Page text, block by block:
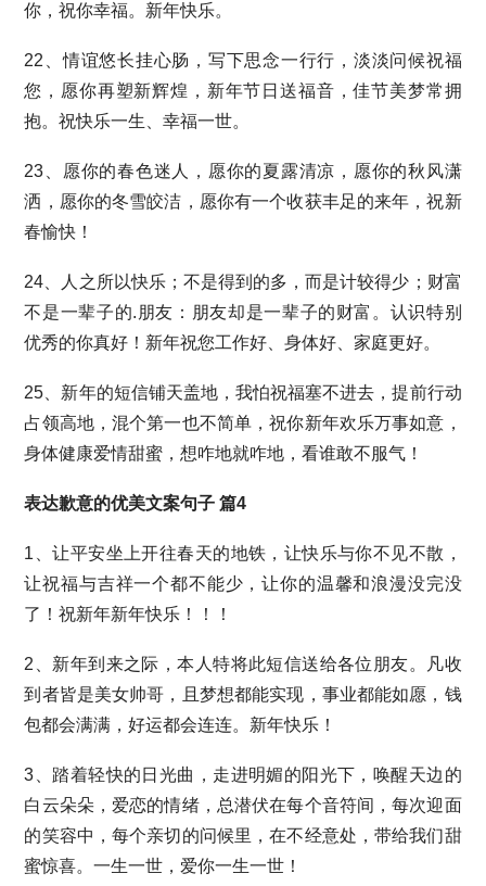
你，祝你幸福。新年快乐。
22、情谊悠长挂心肠，写下思念一行行，淡淡问候祝福
您，愿你再塑新辉煌，新年节日送福音，佳节美梦常拥
抱。祝快乐一生、幸福一世。
23、愿你的春色迷人，愿你的夏露清凉，愿你的秋风潇
洒，愿你的冬雪皎洁，愿你有一个收获丰足的来年，祝新
春愉快！
24、人之所以快乐；不是得到的多，而是计较得少；财富
不是一辈子的.朋友：朋友却是一辈子的财富。认识特别
优秀的你真好！新年祝您工作好、身体好、家庭更好。
25、新年的短信铺天盖地，我怕祝福塞不进去，提前行动
占领高地，混个第一也不简单，祝你新年欢乐万事如意，
身体健康爱情甜蜜，想咋地就咋地，看谁敢不服气！
表达歉意的优美文案句子 篇4
1、让平安坐上开往春天的地铁，让快乐与你不见不散，
让祝福与吉祥一个都不能少，让你的温馨和浪漫没完没
了！祝新年新年快乐！！！
2、新年到来之际，本人特将此短信送给各位朋友。凡收
到者皆是美女帅哥，且梦想都能实现，事业都能如愿，钱
包都会满满，好运都会连连。新年快乐！
3、踏着轻快的日光曲，走进明媚的阳光下，唤醒天边的
白云朵朵，爱恋的情绪，总潜伏在每个音符间，每次迎面
的笑容中，每个亲切的问候里，在不经意处，带给我们甜
蜜惊喜。一生一世，爱你一生一世！